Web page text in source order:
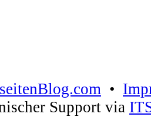
•
Support via